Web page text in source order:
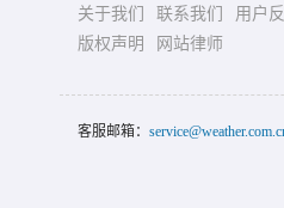
关于我们 联系我们
用户
版权声明
网站律师
客服邮箱：